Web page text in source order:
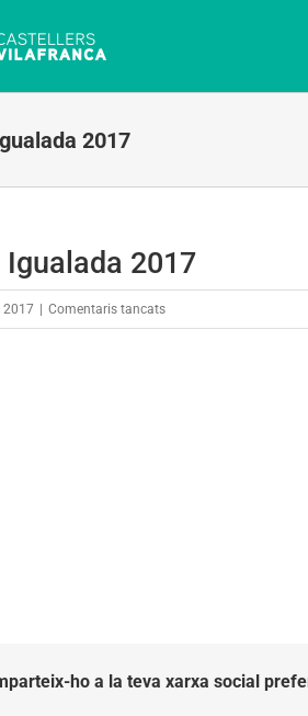
2017
Igualada 2017
2017 Comentaris tancatsa
ho a la teva xarxa social